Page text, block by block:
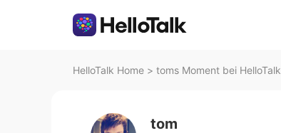
HelloTalk Home > toms Moment bei HelloTalk
tom